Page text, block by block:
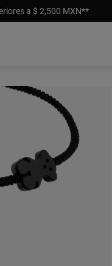
a $ 2,500 MXN**